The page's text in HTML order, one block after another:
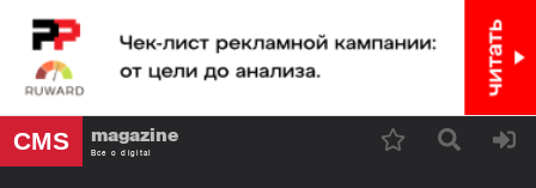
CMS magazine
Все о digital